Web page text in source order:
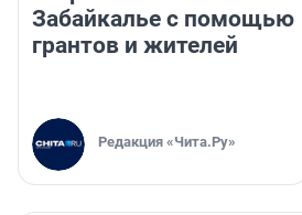
Забайкалье с помощью
грантов и жителей
Редакция «Чита.Ру»